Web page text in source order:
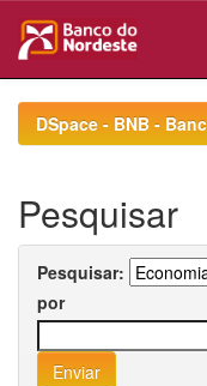
navigationDSpace - BNB -
Pesquisar
Pesquisar:
por